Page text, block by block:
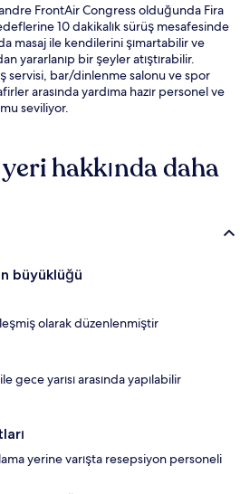
FrontAir Congress olduğunda Fira
10 dakikalık sürüş mesafesinde
masaj ile kendilerini şımartabilir ve
yararlanıp bir şeyler atıştırabilir.
servisi, bar/dinlenme salonu ve spor
arasında yardıma hazır personel ve
seviliyor.
hakkında daha
büyüklüğü
olarak düzenlenmiştir
gece yarısı arasında yapılabilir
yerine varışta resepsiyon personeli